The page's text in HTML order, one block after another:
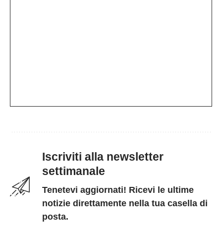
Iscriviti alla newsletter
settimanale
Tenetevi aggiornati! Ricevi le ultime
notizie direttamente nella tua casella di
posta.